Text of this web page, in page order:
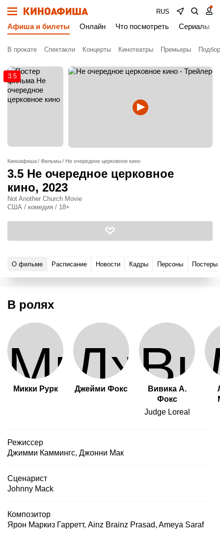
RUS
Афиша и билеты Онлайн Что посмотреть Сериалы
В прокате Спектакли Концерты Кинотеатры Премьеры
3.5
Киноафиша Фильмы Не очередное церковное кино
3.5 Не очередное церковное
кино, 2023
Not Another Church Movie
США / комедия / 18+
О фильме Расписание Новости Кадры Персоны Постеры
В ролях
Микки Рурк Джейми Фокс
Вивика А.
Фокс
Judge Loreal
Режиссер
Джимми Каммингс, Джонни Мак
Сценарист
Johnny Mack
Композитор
Ярон Маркиз Гарретт, Ainz Brainz Prasad, Ameya Saraf